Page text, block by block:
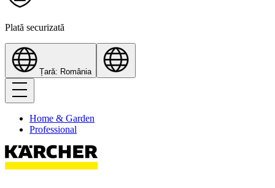
Plată securizată
Țară: România
Home & Garden
Professional